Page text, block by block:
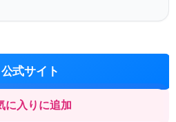
公式サイト
に入りに追加